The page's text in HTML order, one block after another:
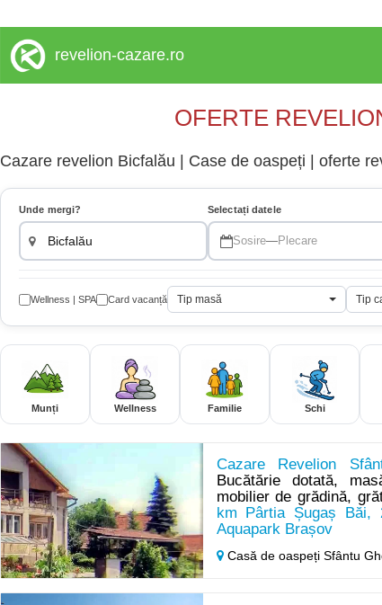
revelion-cazare.ro
OFERTE
Cazare revelion Bicfalău | Case de oaspeți | oferte
Unde mergi? Selectați datele
Sosire—Plecare
Wellness | SPA Card vacanță Tip masă Tip
Munți Wellness Familie Schi
Cazare Revelion
Bucătărie dotată,
mobilier de grădină,
km Pârtia Șugaș
Aquapark Brașov
Casă de oaspeți Sfântu